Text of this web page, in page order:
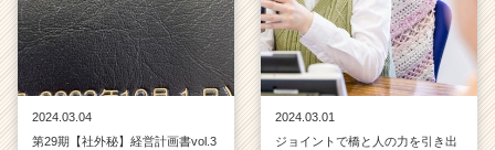
2024.03.04
第29期【社外秘】経営計画書vol.3
2024.03.01
ジョイントで橋と人の力を引き出